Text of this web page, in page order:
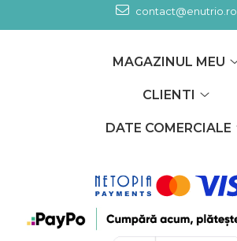
contact@enutrio.ro
MAGAZINUL MEU
CLIENTI
DATE COMERCIALE